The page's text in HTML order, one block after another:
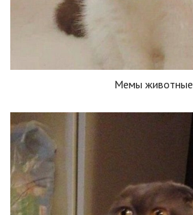
Мемы животные